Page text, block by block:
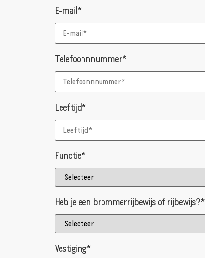
E-mail*
Telefoonnnummer*
Leeftijd*
Functie*
Heb je een brommerrijbewijs of rijbewijs?*
Vestiging*